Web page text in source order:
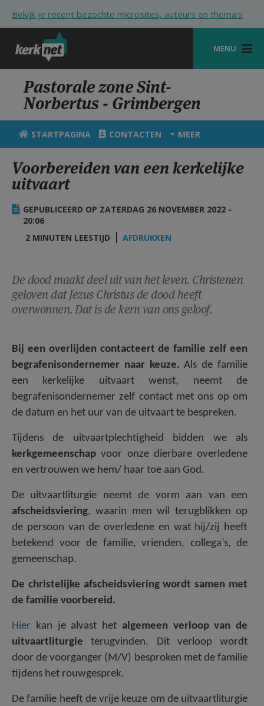
Bekijk je recent bezochte microsites, auteurs en thema's
MENU
STARTPAGINA
KERK
VIERINGEN
ZOEKEN
HULP
STARTPAGINA PORTAAL
AANMELDEN OF REGISTREREN
Pastorale zone Sint-
Norbertus - Grimbergen
STARTPAGINA CONTACTEN MEER
Voorbereiden van een kerkelijke
uitvaart
GEPUBLICEERD OP ZATERDAG 26 NOVEMBER 2022 -
20:06
2 MINUTEN LEESTIJD
AFDRUKKEN
De dood maakt deel uit van het leven. Christenen
geloven dat Jezus Christus de dood heeft
overwonnen. Dat is de kern van ons geloof.
Bij een overlijden contacteert de familie zelf een
begrafenisondernemer naar keuze.Als de familie
een kerkelijke uitvaart wenst, neemt de
begrafenisondernemer zelf contact met ons op om
de datum en het uur van de uitvaart te bespreken.
Tijdens de uitvaartplechtigheid bidden we als
kerkgemeenschap voor onze dierbare overledene
en vertrouwen we hem/ haar toe aan God.
De uitvaartliturgie neemt de vorm aan van een
afscheidsviering, waarin men wil terugblikken op
de persoon van de overledene en wat hij/zij heeft
betekend voor de familie, vrienden, collega’s, de
gemeenschap.
De christelijke afscheidsviering wordt samen met
de familie voorbereid.
Hier kan je alvast het algemeen verloop van de
uitvaartliturgie terugvinden. Dit verloop wordt
door de voorganger (M/V) besproken met de familie
tijdens het rouwgesprek.
De familie heeft de vrije keuze om de uitvaartliturgie